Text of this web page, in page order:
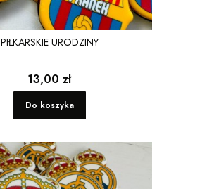
PIŁKARSKIE URODZINY
Cena
13,00 zł
Do koszyka